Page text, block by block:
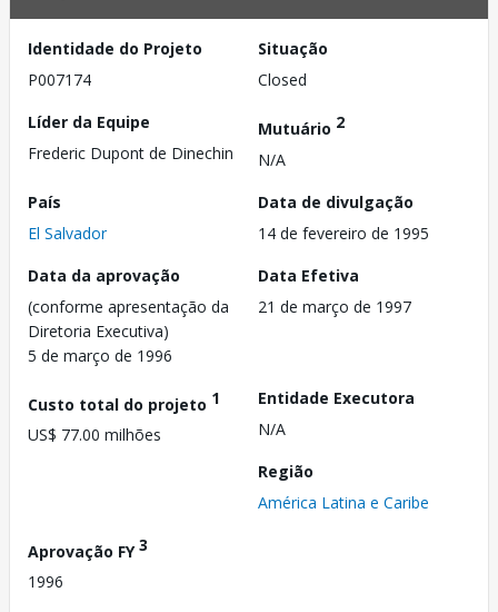
Identidade do Projeto
P007174
Situação
Closed
Líder da Equipe
Frederic Dupont de Dinechin
Mutuário 2
N/A
País
El Salvador
Data de divulgação
14 de fevereiro de 1995
Data da aprovação
(conforme apresentação da
Diretoria Executiva)
5 de março de 1996
Data Efetiva
21 de março de 1997
Custo total do projeto 1
US$ 77.00 milhões
Entidade Executora
N/A
Região
América Latina e Caribe
Aprovação FY3
1996